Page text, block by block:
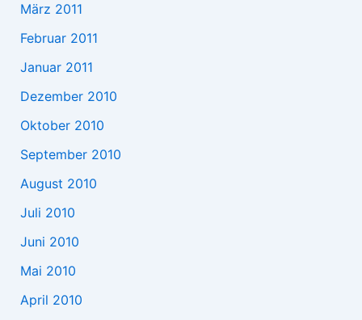
März 2011
Februar 2011
Januar 2011
Dezember 2010
Oktober 2010
September 2010
August 2010
Juli 2010
Juni 2010
Mai 2010
April 2010